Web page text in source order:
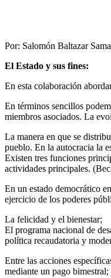
Por: Salomón Baltazar
El Estado y sus fines:
En esta colaboración
En términos sencillos
miembros asociados. La
La manera en que se
pueblo. En la autocracia la
Existen tres funciones
actividades principales.
En un estado democrático
ejercicio de los poderes
La felicidad y el bienestar;
El programa nacional de
política recaudatoria y
Entre las acciones
mediante un pago